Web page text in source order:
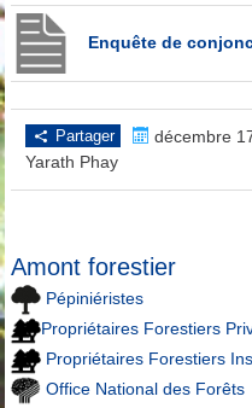
Enquête de
Partager décembre
Yarath Phay
Amont forestier
Pépiniéristes
Propriétaires Forestiers
Propriétaires Forestiers
Office National des Forêts